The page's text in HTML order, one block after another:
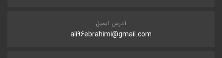
آدرس ایمیل
ali96ebrahimi@gmail.com